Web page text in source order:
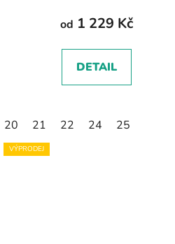
od 1 229 Kč
DETAIL
20 21 22 24 25
VÝPRODEJ